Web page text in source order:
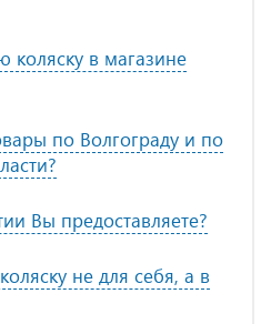
коляску в магазине
по Волгограду и по
Вы предоставляете?
не для себя, а в